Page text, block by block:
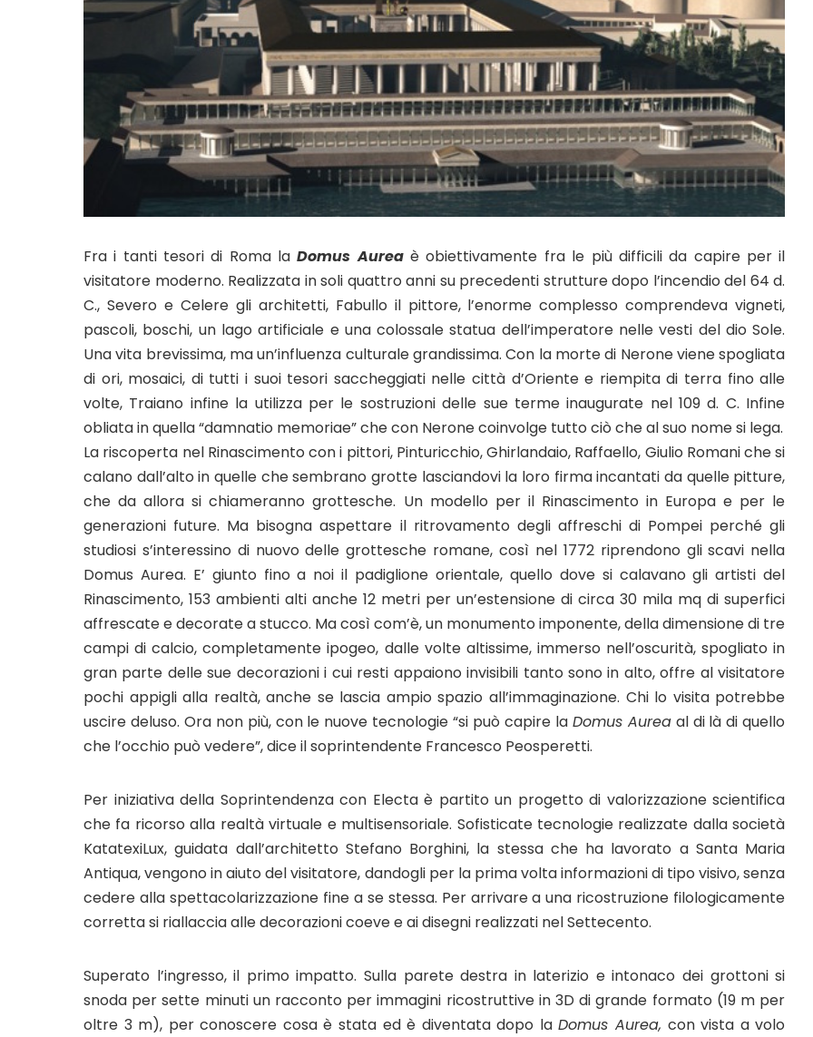
Fra i tanti tesori di Roma laDomus Aureaè obiettivamente fra le più difficili da capire per il
visitatore moderno. Realizzata in soli quattro anni su precedenti strutture dopo l’incendio del 64 d.
C., Severo e Celere gli architetti, Fabullo il pittore, l’enorme complesso comprendeva vigneti,
pascoli, boschi, un lago artificiale e una colossale statua dell’imperatore nelle vesti del dio Sole.
Una vita brevissima, ma un’influenza culturale grandissima. Con la morte di Nerone viene spogliata
di ori, mosaici, di tutti i suoi tesori saccheggiati nelle città d’Oriente e riempita di terra fino alle
volte, Traiano infine la utilizza per le sostruzioni delle sue terme inaugurate nel 109 d. C. Infine
obliata in quella “damnatio memoriae” che con Nerone coinvolge tutto ciò che al suo nome si lega.
La riscoperta nel Rinascimento con i pittori, Pinturicchio, Ghirlandaio, Raffaello, Giulio Romani che si
calano dall’alto in quelle che sembrano grotte lasciandovi la loro firma incantati da quelle pitture,
che da allora si chiameranno grottesche. Un modello per il Rinascimento in Europa e per le
generazioni future. Ma bisogna aspettare il ritrovamento degli affreschi di Pompei perché gli
studiosi s’interessino di nuovo delle grottesche romane, così nel 1772 riprendono gli scavi nella
Domus Aurea. E’ giunto fino a noi il padiglione orientale, quello dove si calavano gli artisti del
Rinascimento, 153 ambienti alti anche 12 metri per un’estensione di circa 30 mila mq di superfici
affrescate e decorate a stucco. Ma così com’è, un monumento imponente, della dimensione di tre
campi di calcio, completamente ipogeo, dalle volte altissime, immerso nell’oscurità, spogliato in
gran parte delle sue decorazioni i cui resti appaiono invisibili tanto sono in alto, offre al visitatore
pochi appigli alla realtà, anche se lascia ampio spazio all’immaginazione. Chi lo visita potrebbe
uscire deluso. Ora non più, con le nuove tecnologie “si può capire la Domus Aureaal di là di quello
che l’occhio può vedere”, dice il soprintendente Francesco Peosperetti.
Per iniziativa della Soprintendenza con Electa è partito un progetto di valorizzazione scientifica
che fa ricorso alla realtà virtuale e multisensoriale. Sofisticate tecnologie realizzate dalla società
KatatexiLux, guidata dall’architetto Stefano Borghini, la stessa che ha lavorato a Santa Maria
Antiqua, vengono in aiuto del visitatore, dandogli per la prima volta informazioni di tipo visivo, senza
cedere alla spettacolarizzazione fine a se stessa. Per arrivare a una ricostruzione filologicamente
corretta si riallaccia alle decorazioni coeve e ai disegni realizzati nel Settecento.
Superato l’ingresso, il primo impatto. Sulla parete destra in laterizio e intonaco dei grottoni si
snoda per sette minuti un racconto per immagini ricostruttive in 3D di grande formato (19 m per
oltre 3 m), per conoscere cosa è stata ed è diventata dopo laDomus Aurea, con vista a volo